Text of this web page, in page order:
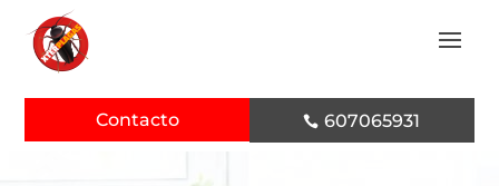
Contacto  607065931